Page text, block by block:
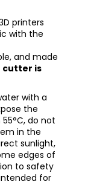
printers
with the
and made
cutter is
with a
the
do not
in the
sunlight,
edges of
to safety
for